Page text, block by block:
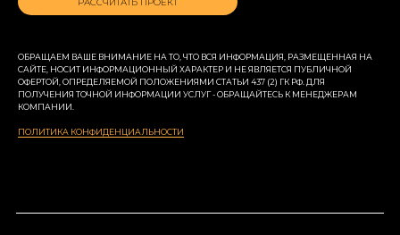
ОБРАЩАЕМ ВАШЕ ВНИМАНИЕ НА ТО, ЧТО ВСЯ ИНФОРМАЦИЯ, РАЗМЕЩЕННАЯ НА
САЙТЕ, НОСИТ ИНФОРМАЦИОННЫЙ ХАРАКТЕР И НЕ ЯВЛЯЕТСЯ ПУБЛИЧНОЙ
ОФЕРТОЙ, ОПРЕДЕЛЯЕМОЙ ПОЛОЖЕНИЯМИ СТАТЬИ 437 (2) ГК РФ. ДЛЯ
ПОЛУЧЕНИЯ ТОЧНОЙ ИНФОРМАЦИИ УСЛУГ - ОБРАЩАЙТЕСЬ К МЕНЕДЖЕРАМ
КОМПАНИИ.
ПОЛИТИКА КОНФИДЕНЦИАЛЬНОСТИ